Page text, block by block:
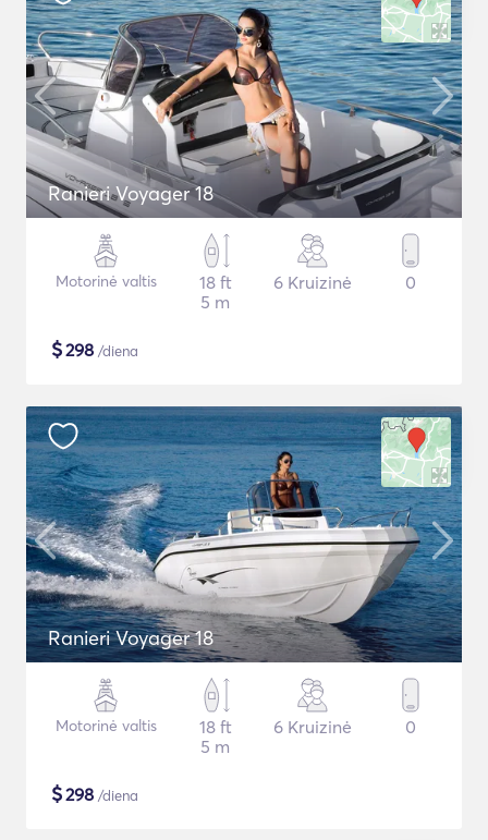
Ranieri Voyager 18
Motorinė valtis
18 ft
5 m
6 Kruizinė 0
$298 /diena
Ranieri Voyager 18
Motorinė valtis
18 ft
5 m
6 Kruizinė 0
$298 /diena